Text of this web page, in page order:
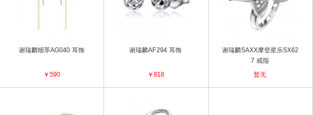
谢瑞麟细萃AG040 耳饰
￥590
谢瑞麟AF294 耳饰
￥818
谢瑞麟SAXX摩登星乐SX62
7 戒指
暂无